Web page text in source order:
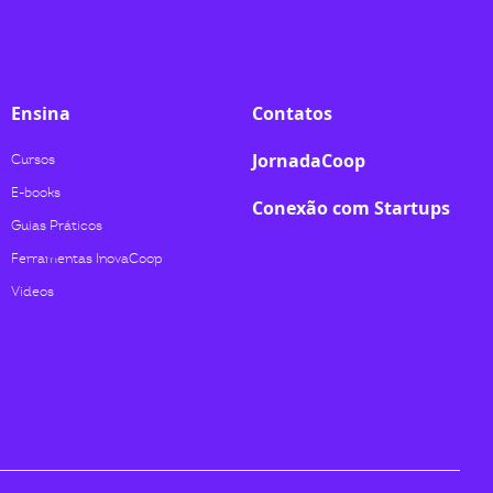
Ensina
Cursos
E-books
Guias Práticos
Ferramentas InovaCoop
Videos
Contatos
JornadaCoop
Conexão com Startups